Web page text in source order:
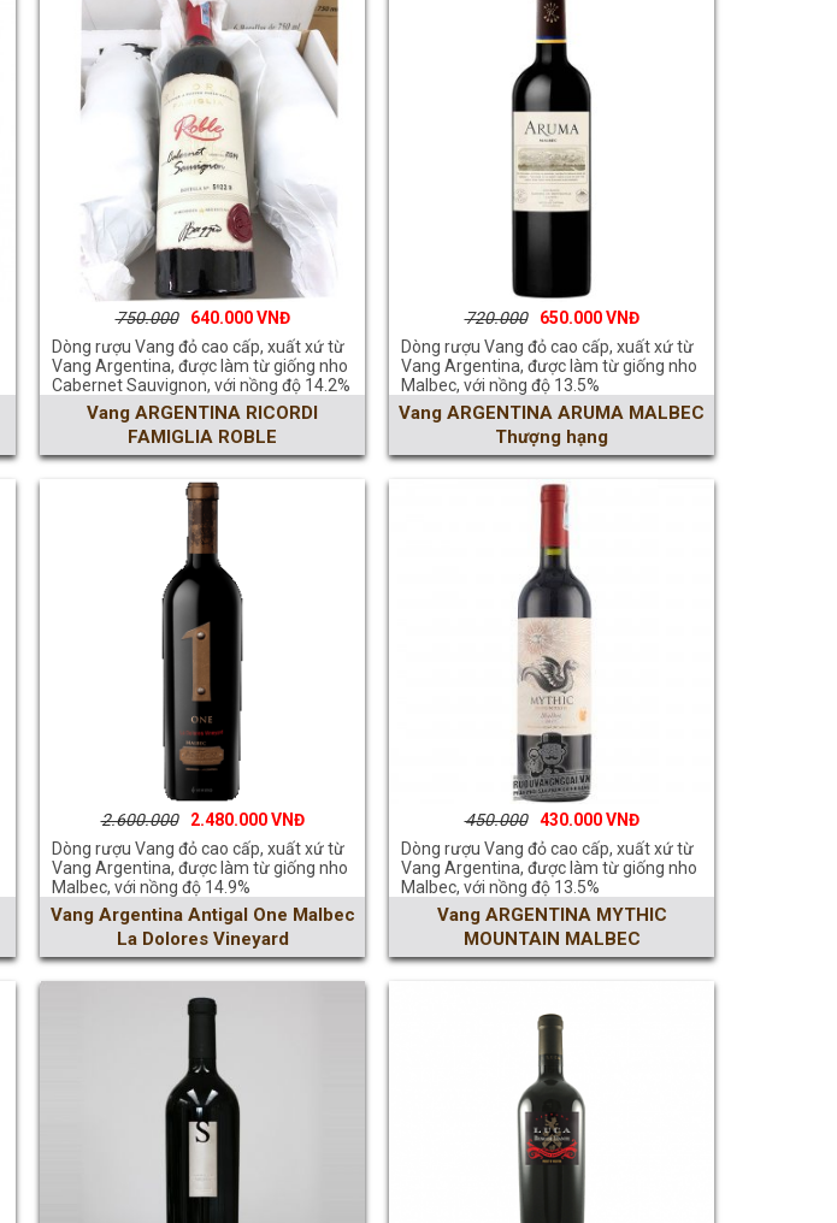
750.000
640.000
Dòng rượu Vang đỏ cao cấp, xuất xứ từ
Vang Argentina, được làm từ giống nho
Cabernet Sauvignon, với nồng độ 14.2%
Vang ARGENTINA RICORDI
FAMIGLIA ROBLE
720.000
650.000
Dòng rượu Vang đỏ cao cấp, xuất xứ từ
Vang Argentina, được làm từ giống nho
Malbec, với nồng độ 13.5%
Vang ARGENTINA ARUMA MALBEC
Thượng hạng
2.600.000
2.480.000
Dòng rượu Vang đỏ cao cấp, xuất xứ từ
Vang Argentina, được làm từ giống nho
Malbec, với nồng độ 14.9%
Vang Argentina Antigal One Malbec
La Dolores Vineyard
450.000
430.000
Dòng rượu Vang đỏ cao cấp, xuất xứ từ
Vang Argentina, được làm từ giống nho
Malbec, với nồng độ 13.5%
Vang ARGENTINA MYTHIC
MOUNTAIN MALBEC